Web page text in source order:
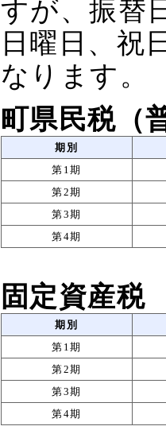
すが、振替
日曜日、祝
なります。
町県民税（
期別
第1期
第2期
第3期
第4期
固定資産税
期別
第1期
第2期
第3期
第4期